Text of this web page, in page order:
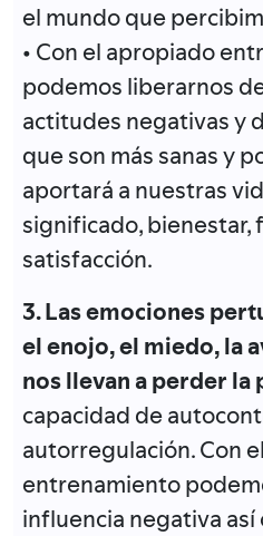
el mundo que
• Con el apropiado
podemos liberarnos
actitudes negativas y
que son más sanas y
aportará a nuestras
significado, bienestar,
satisfacción.
3. Las emociones
el enojo, el miedo, la
nos llevan a perder la
capacidad de
autorregulación. Con
entrenamiento
influencia negativa así